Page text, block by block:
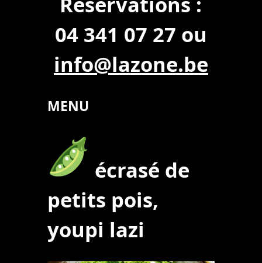
04 341 07 27 ou
info@lazone.be
MENU
écrasé de
petits pois,
youpi lazi